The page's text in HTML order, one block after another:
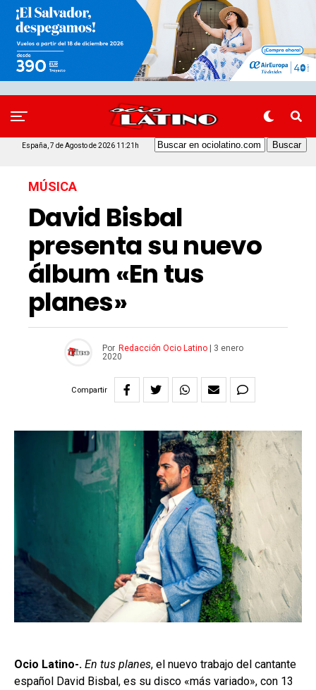
España, 7 de Agosto de 2026 11:21h
MÚSICA
David Bisbal
presenta su nuevo
álbum «En tus
planes»
Por Redacción Ocio Latino|
3 enero
2020
Compartir
Ocio Latino-. En tus planes, el nuevo trabajo del cantante
español David Bisbal, es su disco «más variado», con 13